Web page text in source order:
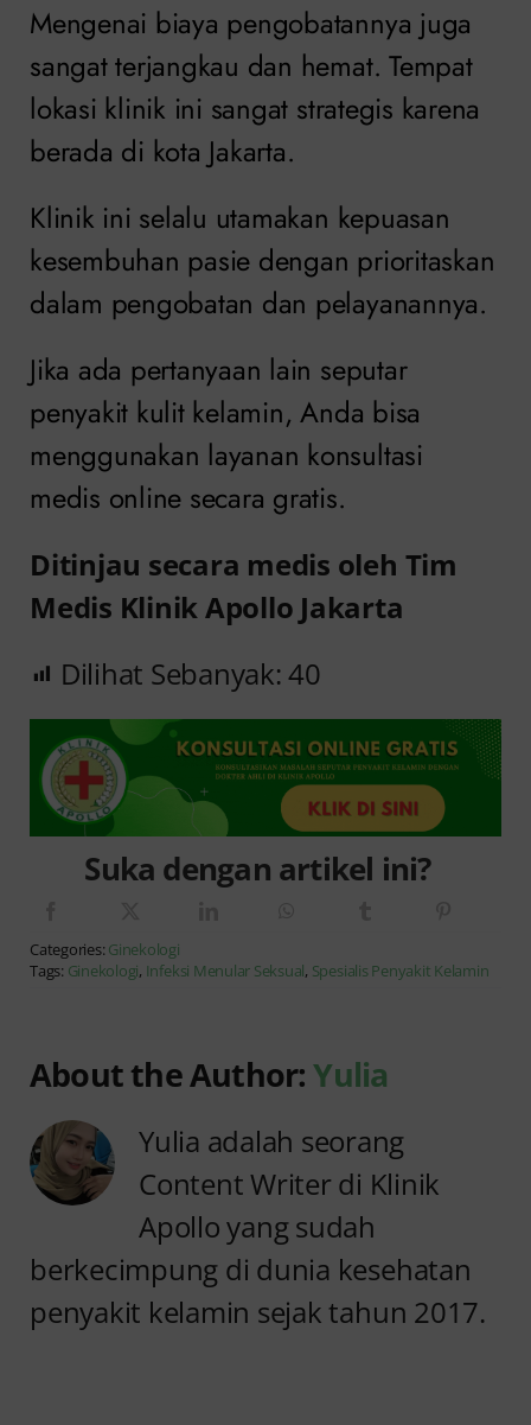
Mengenai biaya pengobatannya juga
sangat terjangkau dan hemat. Tempat
lokasi klinik ini sangat strategis karena
berada di kota Jakarta.
Klinik ini selalu utamakan kepuasan
kesembuhan pasie dengan prioritaskan
dalam pengobatan dan pelayanannya.
Jika ada pertanyaan lain seputar
penyakit kulit kelamin, Anda bisa
menggunakan layanan konsultasi
medis online secara gratis.
Ditinjau secara medis oleh Tim
Medis Klinik Apollo Jakarta
Dilihat Sebanyak:40
Suka dengan artikel ini?
Categories: Ginekologi
Tags: Ginekologi, Infeksi Menular Seksual, Spesialis Penyakit Kelamin
About the Author:Yulia
Yulia adalah seorang
Content Writer di Klinik
Apollo yang sudah
berkecimpung di dunia kesehatan
penyakit kelamin sejak tahun 2017.
Sakit